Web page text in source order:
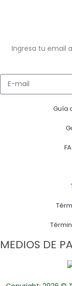
Ingresa tu email
Guía
MEDIOS DE